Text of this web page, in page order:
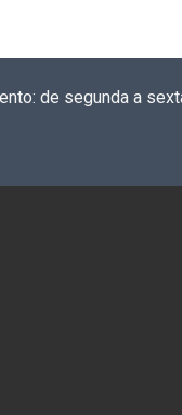
de segunda a